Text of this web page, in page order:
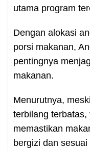
utama program
Dengan alokasi
porsi makanan,
pentingnya
makanan.
Menurutnya,
terbilang
memastikan
bergizi dan